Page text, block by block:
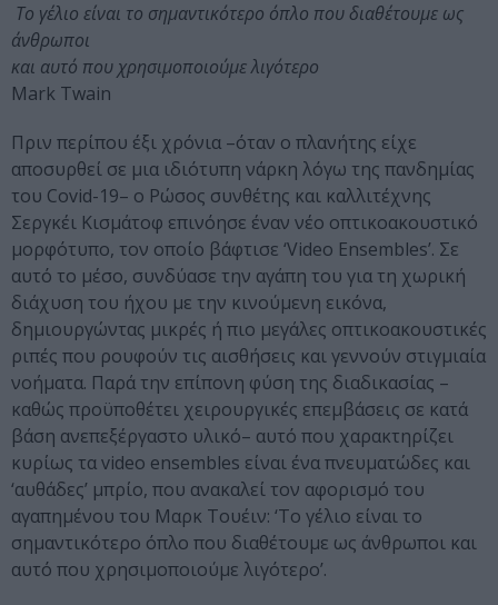
Το γέλιο είναι το σημαντικότερο όπλο που διαθέτουμε ως
άνθρωποι
και αυτό που χρησιμοποιούμε λιγότερο
Mark Twain
Πριν περίπου έξι χρόνια –όταν ο πλανήτης είχε
αποσυρθεί σε μια ιδιότυπη νάρκη λόγω της πανδημίας
του Covid-19– ο Ρώσος συνθέτης και καλλιτέχνης
Σεργκέι Κισμάτοφ επινόησε έναν νέο οπτικοακουστικό
μορφότυπο, τον οποίο βάφτισε ‘Video Ensembles’. Σε
αυτό το μέσο, συνδύασε την αγάπη του για τη χωρική
διάχυση του ήχου με την κινούμενη εικόνα,
δημιουργώντας μικρές ή πιο μεγάλες οπτικοακουστικές
ριπές που ρουφούν τις αισθήσεις και γεννούν στιγμιαία
νοήματα. Παρά την επίπονη φύση της διαδικασίας –
καθώς προϋποθέτει χειρουργικές επεμβάσεις σε κατά
βάση ανεπεξέργαστο υλικό– αυτό που χαρακτηρίζει
κυρίως τα video ensembles είναι ένα πνευματώδες και
‘αυθάδες’ μπρίο, που ανακαλεί τον αφορισμό του
αγαπημένου του Μαρκ Τουέιν: ‘Το γέλιο είναι το
σημαντικότερο όπλο που διαθέτουμε ως άνθρωποι και
αυτό που χρησιμοποιούμε λιγότερο’.